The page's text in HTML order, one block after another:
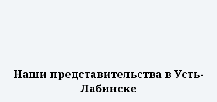
Наши представительства в Усть-
Лабинске